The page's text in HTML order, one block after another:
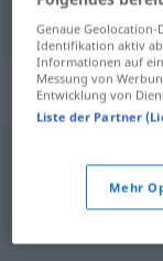
Schwermutf
,
Genaue
Identifikation aktiv
Informationen auf
Messung von
Entwicklung von
Liste der Partner
Mehr